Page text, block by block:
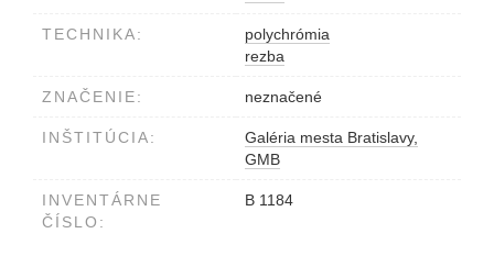
TECHNIKA:
polychrómia
rezba
ZNAČENIE: neznačené
INŠTITÚCIA:
Galéria mesta Bratislavy,
GMB
INVENTÁRNE
ČÍSLO:
B 1184